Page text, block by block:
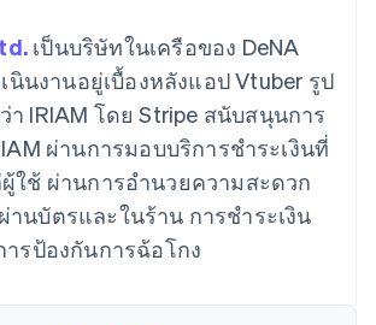
ถึง
อโกง
สื่อและความบันเทิง
องค์กรไม่แสวงผลกำไร
บริการเฉพาะทาง
ภาครัฐ
ธุรกิจค้าปลีก
ระบบนิเวศ
บล็อกของนักพัฒนา
เป็นบริษัทในเครือของ DeNA
นินงานอยู่เบื้องหลังแอป Vtuber รูป
IRIAM โดย Stripe สนับสนุนการ
ผ่านการมอบบริการชำระเงินที่
ใช้ ผ่านการอำนวยความสะดวก
านบัตรและในร้าน การชำระเงิน
ารป้องกันการฉ้อโกง